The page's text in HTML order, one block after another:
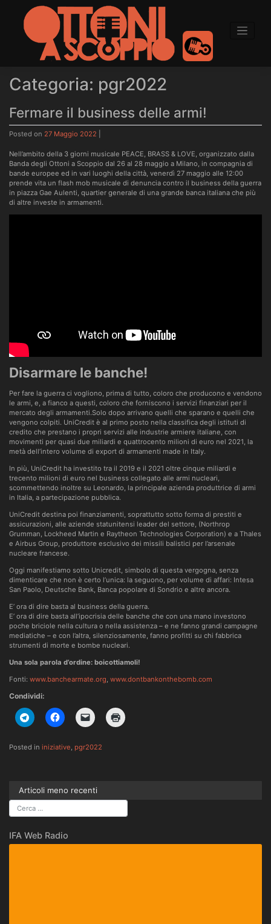
content
Categoria: pgr2022
Fermare il business delle armi!
Posted on 27 Maggio 2022
Nell’ambito della 3 giorni musicale PEACE, BRASS & LOVE, organizzato dalla
Banda degli Ottoni a Scoppio dal 26 al 28 maggio a Milano, in compagnia di
bande europee ed in vari luoghi della città, venerdì 27 maggio alle 12:00
prende vita un flash mob musicale di denuncia contro il business della guerra
in piazza Gae Aulenti, quartier generale di una grande banca italiana che più
di altre investe in armamenti.
Disarmare le banche!
Per fare la guerra ci vogliono, prima di tutto, coloro che producono e vendono
le armi, e, a fianco a questi, coloro che forniscono i servizi finanziari per il
mercato degli armamenti.Solo dopo arrivano quelli che sparano e quelli che
vengono colpiti. UniCredit è al primo posto nella classifica degli istituti di
credito che prestano i propri servizi alle industrie armiere italiane, con
movimenti per quasi due miliardi e quattrocento milioni di euro nel 2021, la
metà dell’intero volume di export di armamenti made in Italy.
In più, UniCredit ha investito tra il 2019 e il 2021 oltre cinque miliardi e
trecento milioni di euro nel business collegato alle armi nucleari,
scommettendo inoltre su Leonardo, la principale azienda produttrice di armi
in Italia, a partecipazione pubblica.
UniCredit destina poi finanziamenti, soprattutto sotto forma di prestiti e
assicurazioni, alle aziende statunitensi leader del settore, (Northrop
Grumman, Lockheed Martin e Raytheon Technologies Corporation) e a Thales
e Airbus Group, produttore esclusivo dei missili balistici per l’arsenale
nucleare francese.
Oggi manifestiamo sotto Unicredit, simbolo di questa vergogna, senza
dimenticare che non è certo l’unica: la seguono, per volume di affari: Intesa
San Paolo, Deutsche Bank, Banca popolare di Sondrio e altre ancora.
E’ ora di dire basta al business della guerra.
E’ ora di dire basta all’ipocrisia delle banche che con una mano investono
poche briciole nella cultura o nella assistenza – e ne fanno grandi campagne
mediatiche – e con l’altra, silenziosamente, fanno profitti su chi fabbrica
strumenti di morte e bombe nucleari.
Una sola parola d’ordine: boicottiamoli!
Fonti: www.banchearmate.org www.dontbankonthebomb.com
Condividi:
Posted in iniziative, pgr2022
Articoli meno recenti
IFA Web Radio